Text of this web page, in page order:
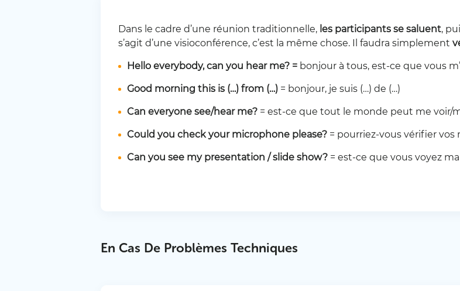
Dans le cadre d’une réunion traditionnelle, les participants se saluent,
s’agit d’une visioconférence, c’est la même chose. Il faudra simplement
Hello everybody, can you hear me? = bonjour à tous, est-ce que vous
Good morning this is (…) from (…) = bonjour, je suis (…) de (…)
Can everyone see/hear me? = est-ce que tout le monde peut me voir/
Could you check your microphone please? = pourriez-vous vérifier vos
Can you see my presentation / slide show? = est-ce que vous voyez
En Cas De Problèmes Techniques